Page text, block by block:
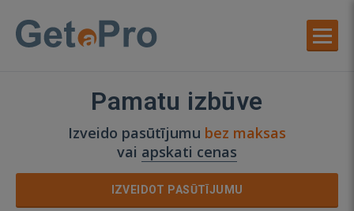
Pamatu izbūve
Izveido pasūtījumu bez maksas
vai apskati cenas
IZVEIDOT PASŪTĪJUMU